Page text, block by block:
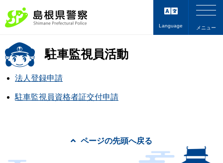
Language メニュー
駐車監視員活動
法人登録申請
駐車監視員資格者証交付申請
ページの先頭へ戻る